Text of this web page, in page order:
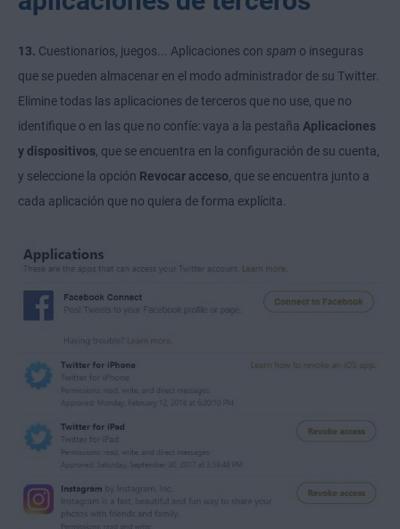
13. Cuestionarios, juegos... Aplicaciones con spam o inseguras
que se pueden almacenar en el modo administrador de su Twitter.
Elimine todas las aplicaciones de terceros que no use, que no
identifique o en las que no confíe: vaya a la pestaña Aplicaciones
y dispositivos , que se encuentra en la configuración de su cuenta,
y seleccione la opción Revocar acceso , que se encuentra junto a
cada aplicación que no quiera de forma explícita.